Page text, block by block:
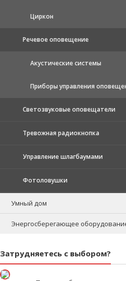
Циркон
Речевое оповещение
Акустические системы
Приборы управления
Светозвуковые оповещатели
Тревожная радиокнопка
Управление шлагбаумами
Фотоловушки
Умный дом
Энергосберегающее
Затрудняетесь с выбором?